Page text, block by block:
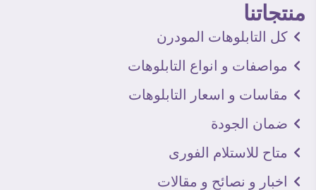
منتجاتنا
كل التابلوهات المودرن
مواصفات و انواع التابلوهات
مقاسات و اسعار التابلوهات
ضمان الجودة
متاح للاستلام الفورى
اخبار و نصائح و مقالات